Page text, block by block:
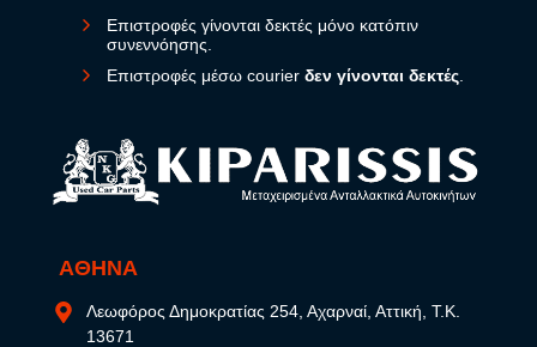
Επιστροφές γίνονται δεκτές μόνο κατόπιν
συνεννόησης.
Επιστροφές μέσω courier δεν γίνονται δεκτές
ΑΘΗΝΑ
Λεωφόρος Δημοκρατίας 254, Αχαρναί, Αττική, Τ.Κ.
13671